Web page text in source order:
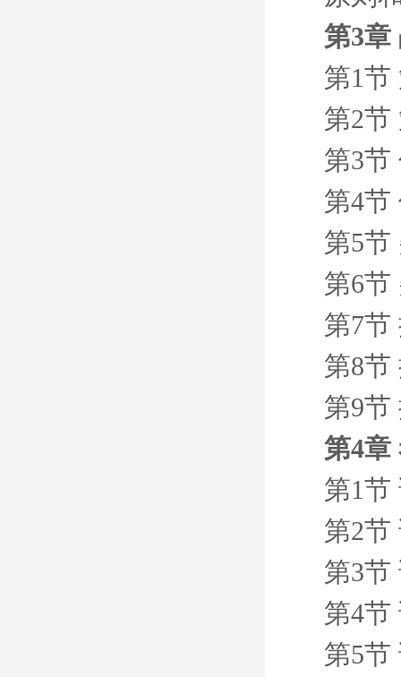
第3章
第1节
第2节
第3节
第4节
第5节
第6节
第7节
第8节
第9节
第4章
第1节
第2节
第3节
第4节
第5节